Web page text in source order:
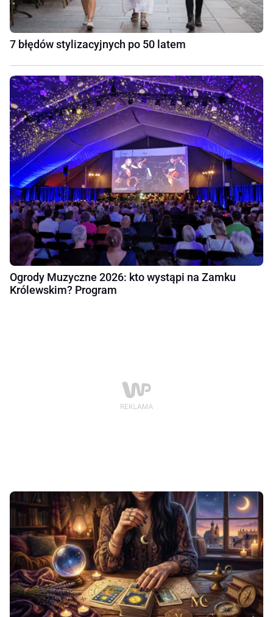
7 błędów stylizacyjnych po 50 latem
Ogrody Muzyczne 2026: kto wystąpi na Zamku
Królewskim? Program